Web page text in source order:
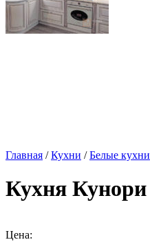
Главная /Кухни /Белые кухни
Кухня Кунори
Цена: